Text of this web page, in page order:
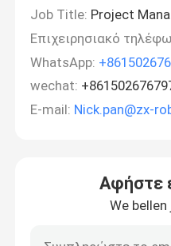
Job Title: Project
Επιχειρησιακό
WhatsApp:
wechat:
Ε-mail: Nick.pan@zx-
Αφήστε
We